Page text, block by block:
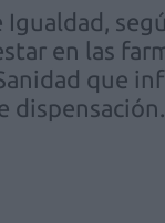
en las
que
dispensación.